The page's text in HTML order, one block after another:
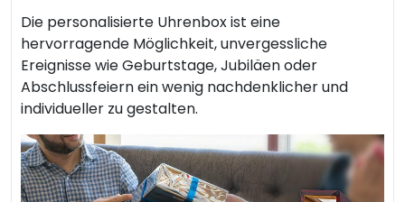
Die personalisierte Uhrenbox ist eine
hervorragende Möglichkeit, unvergessliche
Ereignisse wie Geburtstage, Jubiläen oder
Abschlussfeiern ein wenig nachdenklicher und
individueller zu gestalten.